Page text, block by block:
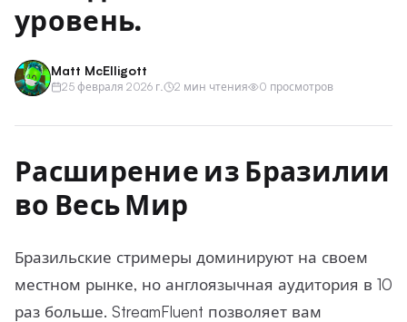
уровень.
Matt McElligott
25 февраля 2026 г. 2 мин чтения 0 просмотров
Расширение из Бразилии
во Весь Мир
Бразильские стримеры доминируют на своем
местном рынке, но англоязычная аудитория в 10
раз больше. StreamFluent позволяет вам